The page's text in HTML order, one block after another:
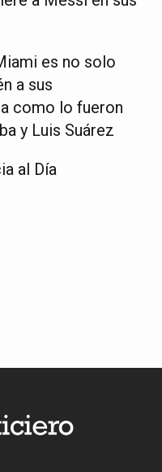
es no solo
a sus
como lo fueron
y Luis Suárez
al Día